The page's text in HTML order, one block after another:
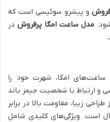
و پیشرو سوئیسی است که
مدل ساعت امگا پرفروش در
ساعت‌های امگا، شهرت خود را
و ارتباط با شخصیت جیمز باند
زیبا، مقاومت بالا در برابر
است. ویژگی‌های کلیدی شامل